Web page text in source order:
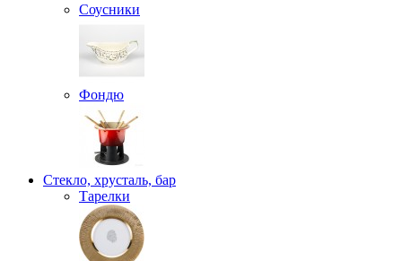
Соусники
Фондю
Стекло, хрусталь, бар
Тарелки